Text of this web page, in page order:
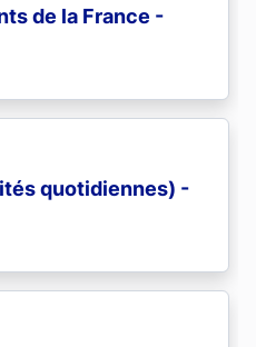
de la France -
quotidiennes) -